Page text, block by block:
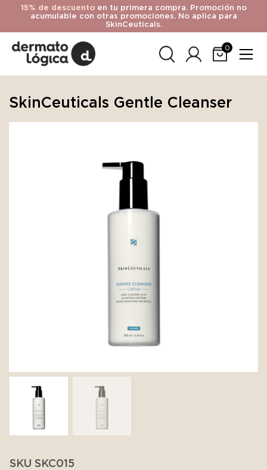
15% de descuentoen tu primera compra. Promoción no
acumulable con otras promociones. No aplica para
SkinCeuticals.
0
SkinCeuticals Gentle Cleanser
SKU SKC015